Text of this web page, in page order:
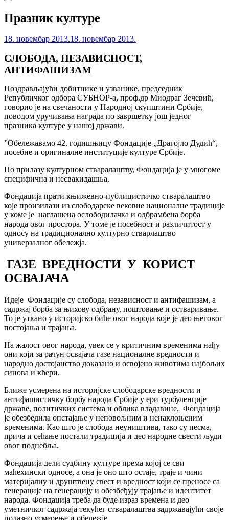
Празник културе
18. новембар 2013.18. новембар 2013.
СЛОБОДА, НЕЗАВИСНОСТ,
АНТИФАШИЗАМ
Поздрављајући добитнике и узванике, председник
Републичког одбора СУБНОР-а, проф.др Миодраг Зечевић,
говорио је нa свечаности у Народној скупштини Србије,
поводом уручивања награда по завршетку још једног
празника културе у нашој држави.
”Обележавамо 42. годишњицу Фондације „Драгојло Дудић“,
посебне и оригиналне институције културе Србије.
По прилазу културном стваралаштву, Фондација је у многоме
специфична и несвакидашња.
Фондација прати књижевно-публицистичко стваралаштво
које произилази из слободарске вековне националне традиције
у коме је наглашена ослободилачка и одбрамбена борба
народа овог простора. У томе је посебност и различитост у
односу на традиционално културно стварлаштво
универзалног обележја.
ГАЗЕ ВРЕДНОСТИ У КОРИСТ
ОСВАЈАЧА
Идеје Фондације су слобода, независност и антифашизам, а
садржај борба за њихову одбрану, поштовање и остваривање.
То је уткано у историјско биће овог народа које је део његовог
постојања и трајања.
На жалост овог народа, увек се у критичним временима нађу
они који за рачун освајача газе националне вредности и
народно достојанство доказано и освојено животима најбољих
синова и кћери.
Ближе усмерена на историјске слободарске вредности и
антифашистичку борбу народа Србије у ери турбуленције
државе, политичких система и облика владавине, Фондација
је обезбедила опстајање у неповољним и ненаклоњеним
временима. Као што је слобода неуништива, тако су песма,
прича и сећање постали традиција и део народне свести људи
овог поднебља.
Фондација дели судбину културе према којој се сви
маћехински односе, а она је оно што остаје, траје и чини
материјалну и друштвену свест и вредност који се преносе са
генерације на генерацију и обезбеђују трајање и идентитет
народа. Фондација треба да буде израз времена и део
уметничког садржаја текућег стваралаштва задржавајући своје